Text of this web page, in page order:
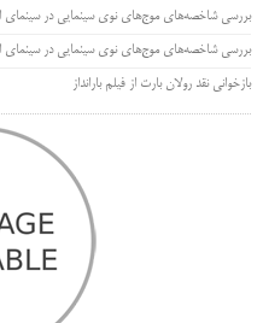
بررسی شاخصه‌های موج‌های نوی سینمایی در سینمای ایران سال‌های
بررسی شاخصه‌های موج‌های نوی سینمایی در سینمای ایران
بازخوانی نقد رولان بارت از فیلم بارانداز